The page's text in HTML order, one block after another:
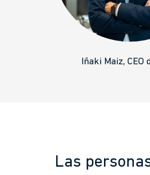
Iñaki Maiz, CEO
Las